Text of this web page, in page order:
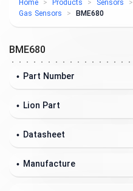
Home Products Sensors
Gas Sensors
BME680
BME680
Part Number
Lion Part
Datasheet
Manufacture